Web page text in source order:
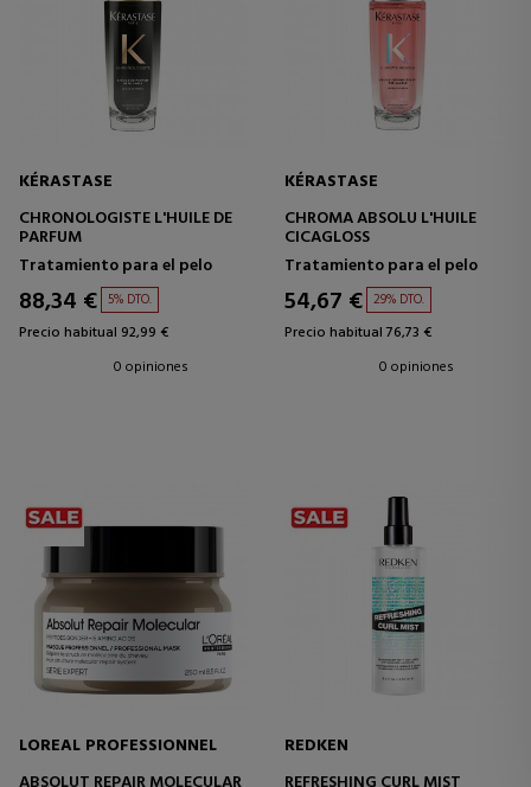
KÉRASTASE
CHRONOLOGISTE L'HUILE DE
PARFUM
Tratamiento para el pelo
88,34 € 5% DTO.
Precio habitual 92,99 €
0 opiniones
KÉRASTASE
CHROMA ABSOLU L'HUILE
CICAGLOSS
Tratamiento para el pelo
54,67 € 29% DTO.
Precio habitual 76,73 €
0 opiniones
LOREAL PROFESSIONNEL
REDKEN